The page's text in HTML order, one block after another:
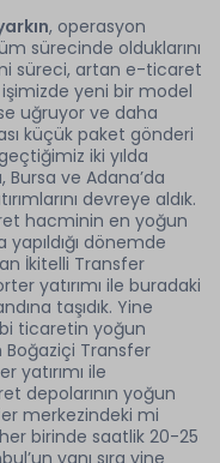
, operasyon
sürecinde olduklarını
süreci, artan e-ticaret
işimizde yeni bir model
uğruyor ve daha
küçük paket gönderi
iki yılda
Bursa ve Adana’da
devreye aldık.
hacminin en yoğun
yapıldığı dönemde
İkitelli Transfer
yatırımı ile buradaki
taşıdık. Yine
ticaretin yoğun
Boğaziçi Transfer
yatırımı ile
depolarının yoğun
merkezindeki mi
birinde saatlik 20-25